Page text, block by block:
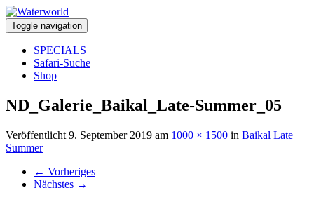
Toggle navigation
SPECIALS
Safari-Suche
Shop
ND_Galerie_Baikal_Late-Summer_05
Veröffentlicht 9. September 2019 am 1000 × 1500 in Baikal Late
Summer
← Vorheriges
Nächstes →